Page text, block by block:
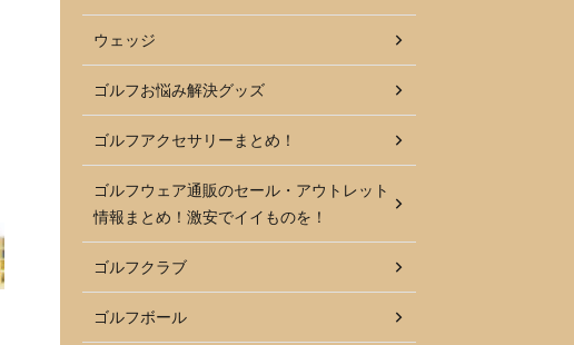
ウェッジ
ゴルフお悩み解決グッズ
ゴルフアクセサリーまとめ！
ゴルフウェア通販のセール・アウトレット
情報まとめ！激安でイイものを！
ゴルフクラブ
ゴルフボール